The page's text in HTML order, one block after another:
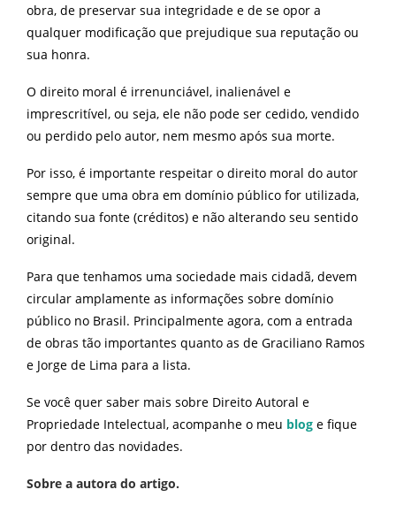
obra, de preservar sua integridade e de se opor a
qualquer modificação que prejudique sua reputação ou
sua honra.
O direito moral é irrenunciável, inalienável e
imprescritível, ou seja, ele não pode ser cedido, vendido
ou perdido pelo autor, nem mesmo após sua morte.
Por isso, é importante respeitar o direito moral do autor
sempre que uma obra em domínio público for utilizada,
citando sua fonte (créditos) e não alterando seu sentido
original.
Para que tenhamos uma sociedade mais cidadã, devem
circular amplamente as informações sobre domínio
público no Brasil. Principalmente agora, com a entrada
de obras tão importantes quanto as de Graciliano Ramos
e Jorge de Lima para a lista.
Se você quer saber mais sobre Direito Autoral e
Propriedade Intelectual, acompanhe o meu blog e fique
por dentro das novidades.
Sobre a autora do artigo.